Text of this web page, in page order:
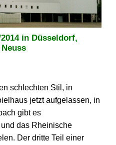
in Düsseldorf,
schlechten Stil, in
jetzt aufgelassen, in
gibt es
das Rheinische
Der dritte Teil einer